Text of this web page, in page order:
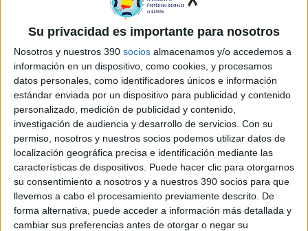
Su privacidad es importante para nosotros
Nosotros y nuestros 390 socios almacenamos y/o accedemos a
información en un dispositivo, como cookies, y procesamos
datos personales, como identificadores únicos e información
estándar enviada por un dispositivo para publicidad y contenido
personalizado, medición de publicidad y contenido,
investigación de audiencia y desarrollo de servicios. Con su
permiso, nosotros y nuestros socios podemos utilizar datos de
localización geográfica precisa e identificación mediante las
características de dispositivos. Puede hacer clic para otorgarnos
su consentimiento a nosotros y a nuestros 390 socios para que
llevemos a cabo el procesamiento previamente descrito. De
forma alternativa, puede acceder a información más detallada y
cambiar sus preferencias antes de otorgar o negar su
explica en una entrevista coniSanidad los problemas actuales del
o se respeta el derecho del paciente a elegir protésico dental»
lamenta. Además, habla de los proyectos que están realizando desde el Consejo,
digital, recuerda que las nuevas tecnologías destinadas al diseño y fabricación
de prótesis dentales han de ser utilizadas únicamente por protésicos dentales.
¿Cuáles son los principales problemas y preocupaciones del sector en la
actualidad?
Las atribuciones del protésico dental son la del diseño, preparación,
elaboración, fabricación y reparación de las prótesis dentales mediante la
utilización de los productos, materiales, técnicas y procedimientos conforme a
las indicaciones y prescripciones de los médicos estomatólogos u odontólogos.
Partiendo de esta premisa, y teniendo en cuenta que las clínicas dentales
utilizan el sistema CAD/CAM para diseñar y fabricar prótesis dentales, aunque
esté prohibido, podemos decir que este es uno de los principales retos que tiene
nuestro sector, aunque no el único, pues tampoco se respeta el derecho del
paciente a elegir protésico dental.